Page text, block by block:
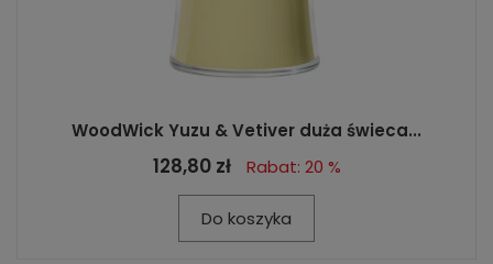
WoodWick Yuzu & Vetiver duża świeca...
128,80 zł Rabat: 20 %
Do koszyka